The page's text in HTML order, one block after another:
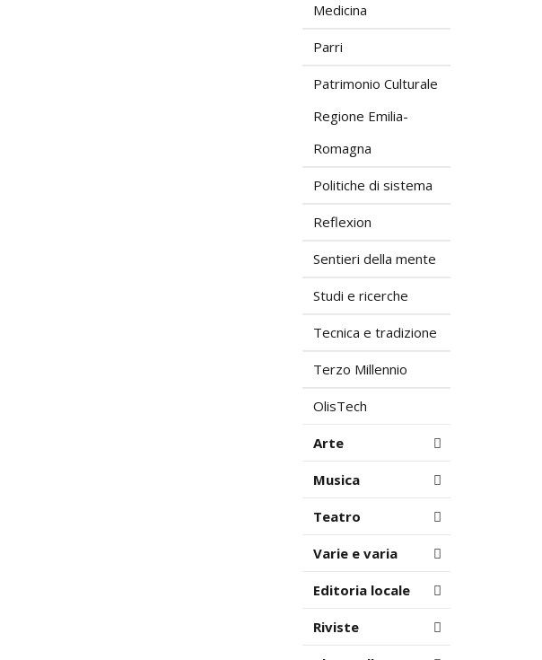
Medicina
Parri
Patrimonio Culturale
Regione Emilia-
Romagna
Politiche di sistema
Reflexion
Sentieri della mente
Studi e ricerche
Tecnica e tradizione
Terzo Millennio
OlisTech
Arte
Musica
Teatro
Varie e varia
Editoria locale
Riviste